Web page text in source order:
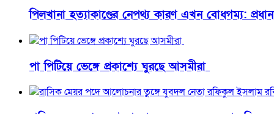
পিলখানা হত্যাকাণ্ডের নেপথ্য কারণ এখন বোধগম্য:
পা পিটিয়ে ভেঙ্গে প্রকাশ্যে ঘুরছে আসমীরা